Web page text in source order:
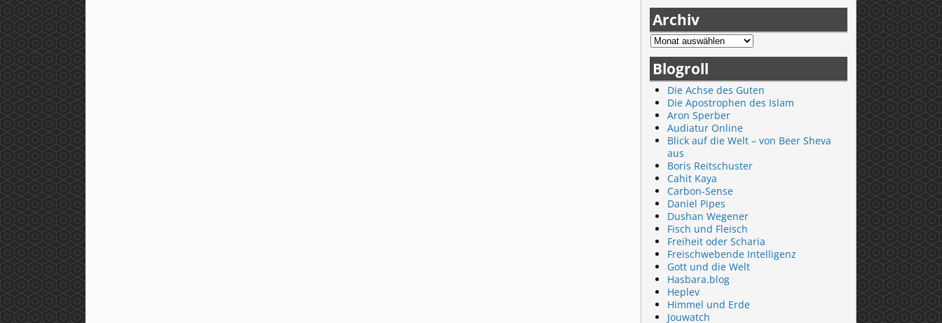
Archiv
Blogroll
Die Achse des Guten
Die Apostrophen des Islam
Aron Sperber
Audiatur Online
Blick auf die Welt – von Beer Sheva
aus
Boris Reitschuster
Cahit Kaya
Carbon-Sense
Daniel Pipes
Dushan Wegener
Fisch und Fleisch
Freiheit oder Scharia
Freischwebende Intelligenz
Gott und die Welt
Hasbara.blog
Heplev
Himmel und Erde
Jouwatch